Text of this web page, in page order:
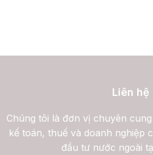
Liên hệ
Chúng tôi là đơn vị chuyên
kế toán, thuế và doanh nghiệp
đầu tư nước ngoài